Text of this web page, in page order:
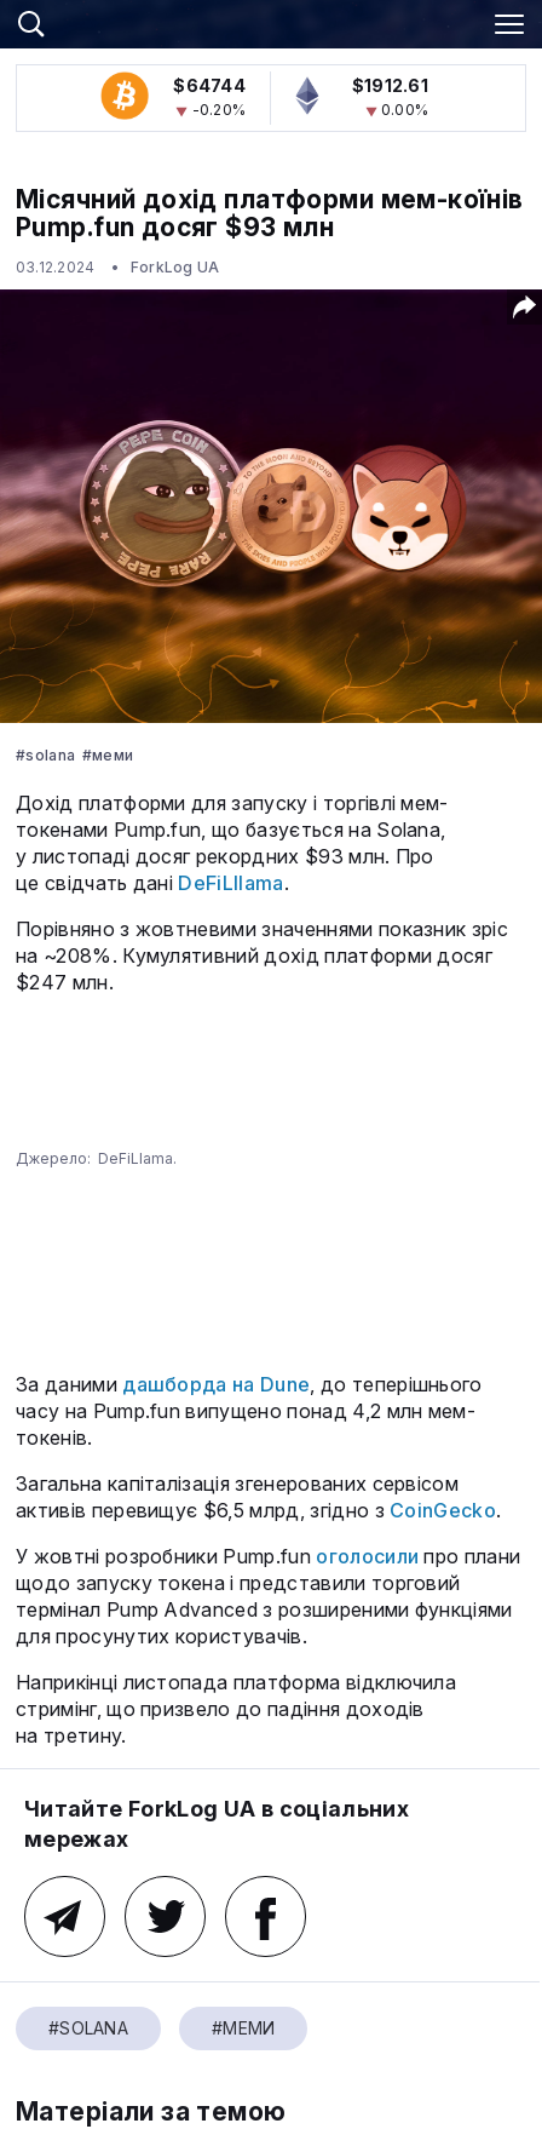
$64744
-0.20%
$1912.61
0.00%
Місячний дохід платформи мем-коїнів
Pump.fun досяг $93 млн
03.12.2024 ForkLog UA
#solana #меми
Дохід платформи для запуску і торгівлі мем-
токенами Pump.fun, що базується на Solana,
у листопаді досяг рекордних $93 млн. Про
це свідчать дані DeFiLllama.
Порівняно з жовтневими значеннями показник зріс
на ~208%. Кумулятивний дохід платформи досяг
$247 млн.
Джерело: DeFiLlama.
За даними дашборда на Dune, до теперішнього
часу на Pump.fun випущено понад 4,2 млн мем-
токенів.
Загальна капіталізація згенерованих сервісом
активів перевищує $6,5 млрд, згідно з CoinGecko.
У жовтні розробники Pump.fun оголосили про плани
щодо запуску токена і представили торговий
термінал Pump Advanced з розширеними функціями
для просунутих користувачів.
Наприкінці листопада платформа відключила
стримінг, що призвело до падіння доходів
на третину.
Читайте ForkLog UA в соціальних
мережах
#SOLANA #МЕМИ
Матеріали за темою